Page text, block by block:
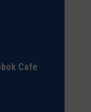
Cafe